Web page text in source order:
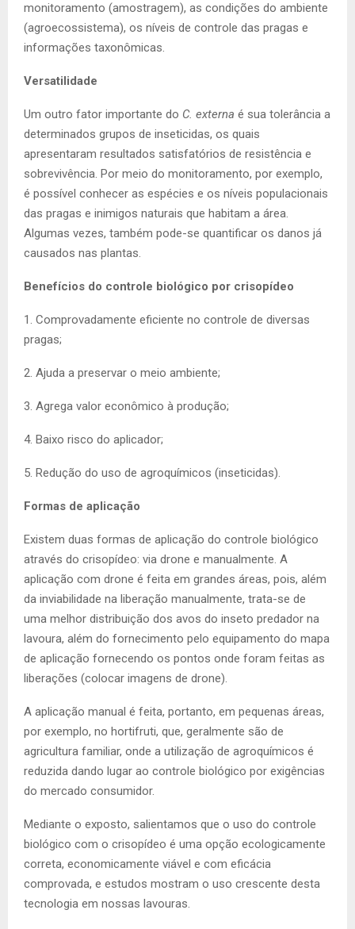
monitoramento (amostragem), as condições do ambiente
(agroecossistema), os níveis de controle das pragas e
informações taxonômicas.
Versatilidade
Um outro fator importante do C. externa é sua tolerância a
determinados grupos de inseticidas, os quais
apresentaram resultados satisfatórios de resistência e
sobrevivência. Por meio do monitoramento, por exemplo,
é possível conhecer as espécies e os níveis populacionais
das pragas e inimigos naturais que habitam a área.
Algumas vezes, também pode-se quantificar os danos já
causados nas plantas.
Benefícios do controle biológico por crisopídeo
1. Comprovadamente eficiente no controle de diversas
pragas;
2. Ajuda a preservar o meio ambiente;
3. Agrega valor econômico à produção;
4. Baixo risco do aplicador;
5. Redução do uso de agroquímicos (inseticidas).
Formas de aplicação
Existem duas formas de aplicação do controle biológico
através do crisopídeo: via drone e manualmente. A
aplicação com drone é feita em grandes áreas, pois, além
da inviabilidade na liberação manualmente, trata-se de
uma melhor distribuição dos avos do inseto predador na
lavoura, além do fornecimento pelo equipamento do mapa
de aplicação fornecendo os pontos onde foram feitas as
liberações (colocar imagens de drone).
A aplicação manual é feita, portanto, em pequenas áreas,
por exemplo, no hortifruti, que, geralmente são de
agricultura familiar, onde a utilização de agroquímicos é
reduzida dando lugar ao controle biológico por exigências
do mercado consumidor.
Mediante o exposto, salientamos que o uso do controle
biológico com o crisopídeo é uma opção ecologicamente
correta, economicamente viável e com eficácia
comprovada, e estudos mostram o uso crescente desta
tecnologia em nossas lavouras.